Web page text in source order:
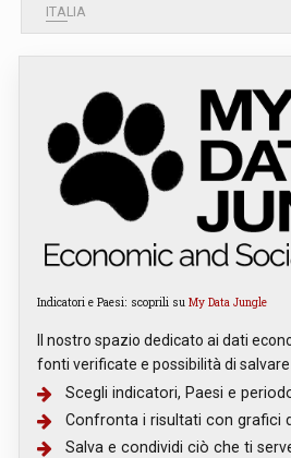
ITALIA
Indicatori e Paesi: scoprili su My Data Jungle
Il nostro spazio dedicato ai dati
fonti verificate e possibilità di
Scegli indicatori, Paesi e
Confronta i risultati con grafici
Salva e condividi ciò che ti